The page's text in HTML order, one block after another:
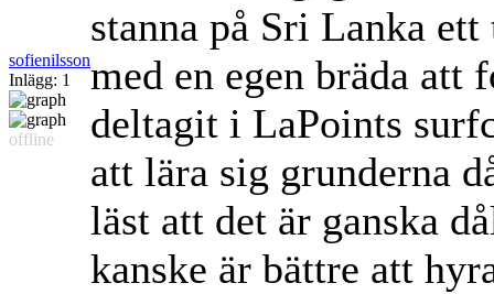
sofienilsson
Inlägg: 1
offline
stanna på Sri Lanka
med en egen bräda att
deltagit i LaPoints
att lära sig grunderna
läst att det är ganska
kanske är bättre att